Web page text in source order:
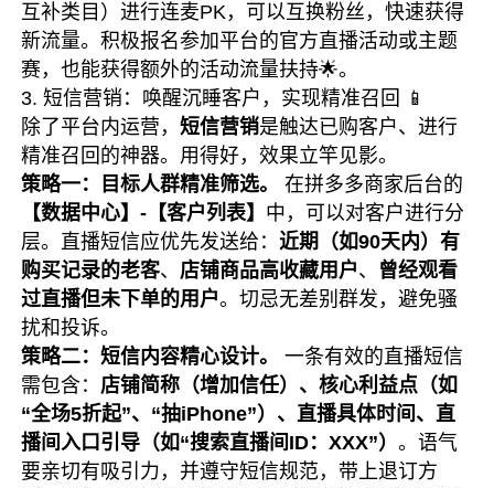
互补类目）进行连麦PK，可以互换粉丝，快速获得
新流量。积极报名参加平台的官方直播活动或主题
赛，也能获得额外的活动流量扶持🌟。
3. 短信营销：唤醒沉睡客户，实现精准召回 📱
除了平台内运营，短信营销是触达已购客户、进行
精准召回的神器。用得好，效果立竿见影。
策略一：目标人群精准筛选。
在拼多多商家后台的
【数据中心】-【客户列表】 中，可以对客户进行分
层。直播短信应优先发送给：近期（如90天内）有
购买记录的老客、 店铺商品高收藏用户、 曾经观看
过直播但未下单的用户。切忌无差别群发，避免骚
扰和投诉。
策略二：短信内容精心设计。
一条有效的直播短信
需包含： 店铺简称（增加信任）、核心利益点（如
“全场5折起”、“抽iPhone”）、直播具体时间、直
播间入口引导（如“搜索直播间ID：XXX”）。语气
要亲切有吸引力，并遵守短信规范，带上退订方